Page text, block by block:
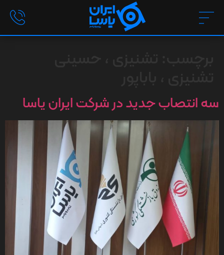
سه انتصاب جدید در شرکت ایران یاسا